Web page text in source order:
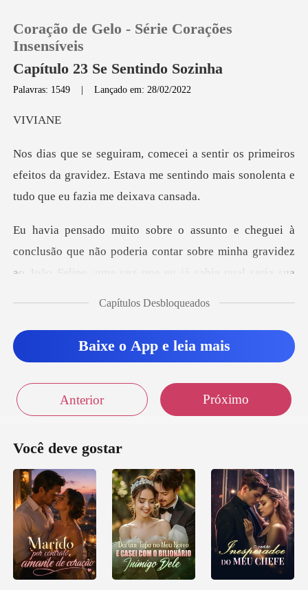
Histórico
Coração de Gelo - Série Corações
Insensíveis
Capítulo 23 Se Sentindo Sozinha
Palavras: 1549 |Lançado em: 28/02/2022
VI
eiros
efeitos da gravidez. Estava me sentindo mais
que não poderia contar sobre minha gravidez
ao João Felipe,
Capítulos Desbloqueados
Baixe o App e leia mais
Anterior Próximo
Você deve gostar